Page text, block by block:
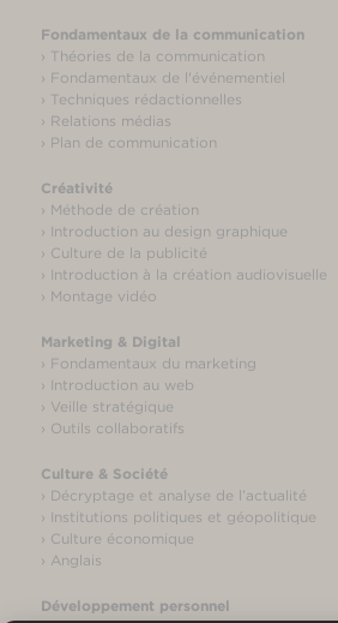
Fondamentaux de la communication
› Théories de la communication
› Fondamentaux de l'événementiel
› Techniques rédactionnelles
› Relations médias
› Plan de communication
Créativité
› Méthode de création
› Introduction au design graphique
› Culture de la publicité
› Introduction à la création audiovisuelle
› Montage vidéo
Marketing & Digital
› Fondamentaux du marketing
› Introduction au web
› Veille stratégique
› Outils collaboratifs
Culture & Société
› Décryptage et analyse de l’actualité
› Institutions politiques et géopolitique
› Culture économique
› Anglais
Développement personnel